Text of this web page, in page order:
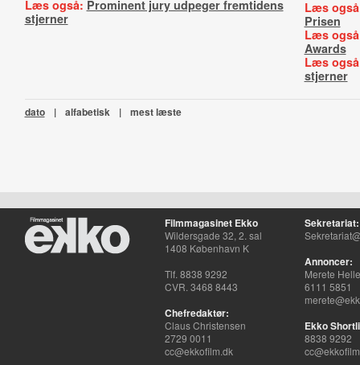
Læs også: Prominent jury udpeger fremtidens
stjerner
Læs
Prisen
Læs
Awards
Læs
stjerner
dato | alfabetisk | mest læste
Filmmagasinet Ekko
Wildersgade 32, 2. sal
1408 København K
Tlf. 8838 9292
CVR. 3468 8443
Chefredaktør:
Claus Christensen
2729 0011
cc@ekkofilm.dk
Sekretariat:
Annoncer:
Merete
6111 5851
Ekko
8838 9292